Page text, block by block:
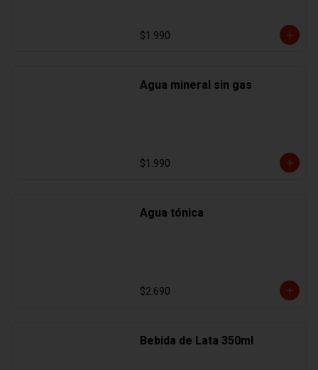
$1.990
Agua mineral sin gas
$1.990
Agua tónica
$2.690
Bebida de Lata 350ml